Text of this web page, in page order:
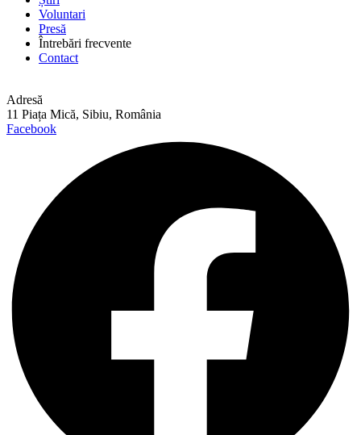
Voluntari
Presă
Întrebări frecvente
Contact
Adresă
11 Piața Mică, Sibiu, România
Facebook